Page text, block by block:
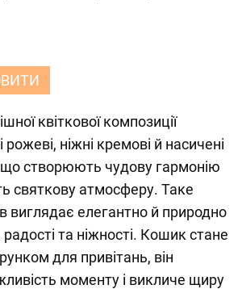
квіткової композиції
ніжні кремові й насичені
що створюють чудову гармонію
святкову атмосферу. Таке
виглядає елегантно й природно
радості та ніжності. Кошик стане
для привітань, він
моменту і викличе щиру